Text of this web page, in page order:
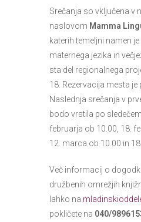
Srečanja so vključena v
naslovom Mamma
katerih temeljni namen
maternega jezika in
sta del regionalnega
18. Rezervacija mesta je
Naslednja srečanja v
bodo vrstila po
februarja ob 10.00, 18.
12. marca ob 10.00 in
Več informacij o
družbenih omrežjih
lahko na
pokličete na 040/